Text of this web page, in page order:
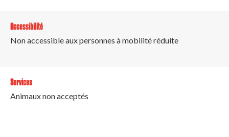
Accessibilité
Non accessible aux personnes à mobilité réduite
Services
Animaux non acceptés